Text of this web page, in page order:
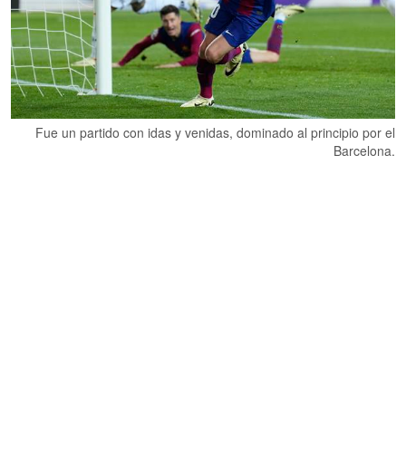
Fue un partido con idas y venidas, dominado al principio por el
Barcelona.